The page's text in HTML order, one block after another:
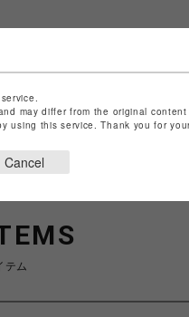
テム
may differ from the original
using this service. Thank you for
Cancel